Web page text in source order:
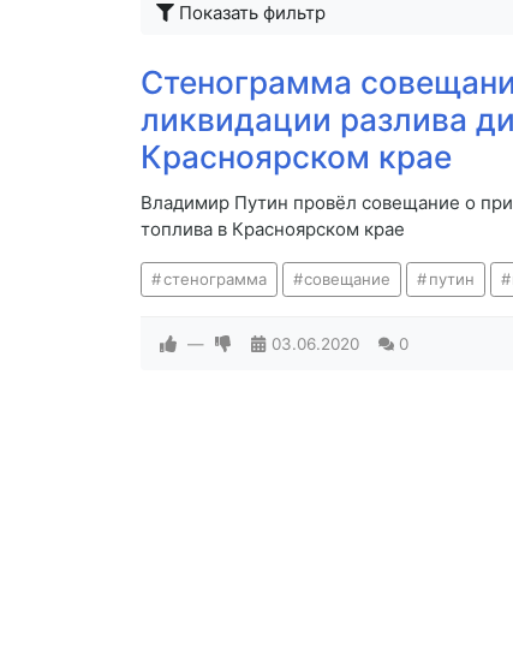
Показать фильтр
Стенограмма
ликвидации разлива
Красноярском крае
Владимир Путин провёл совещание о
топлива в Красноярском крае
стенограмма совещание путин
— 03.06.2020 0